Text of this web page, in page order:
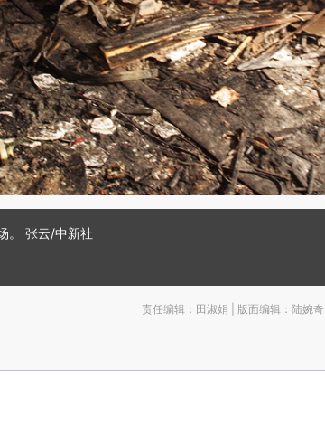
。 张云/中新社
责任编辑：田淑娟 | 版面编辑：陆婉奇